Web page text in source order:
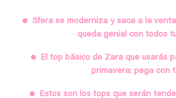
Sfera se moderniza y saca a la
queda genial con todos
El top básico de Zara que usarás
primavera: pega con
Estos son los tops que serán